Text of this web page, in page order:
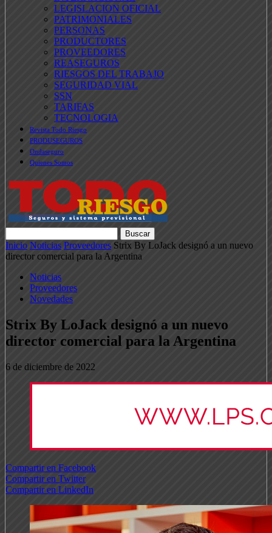
LEGISLACION OFICIAL
PATRIMONIALES
PERSONAS
PRODUCTORES
PROVEEDORES
REASEGUROS
RIESGOS DEL TRABAJO
SEGURIDAD VIAL
SSN
TARIFAS
TECNOLOGIA
Revista Todo Riesgo
PRODUSEGUROS
Ondaseguro
Quienes Somos
Inicio Noticias Proveedores Strix By LoJack designó a un nuevo
director comercial para la Argentina
Noticias
Proveedores
Novedades
Strix By LoJack designó a un nuevo
director comercial para la Argentina
6 de diciembre de 2022
Compartir en Facebook
Compartir en Twitter
Compartir en LinkedIn